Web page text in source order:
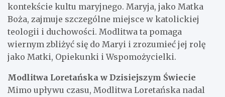
kontekście kultu maryjnego. Maryja, jako Matka
Boża, zajmuje szczególne miejsce w katolickiej
teologii i duchowości. Modlitwa ta pomaga
wiernym zbliżyć się do Maryi i zrozumieć jej rolę
jako Matki, Opiekunki i Wspomożycielki.
Modlitwa Loretańska w Dzisiejszym Świecie
Mimo upływu czasu, Modlitwa Loretańska nadal